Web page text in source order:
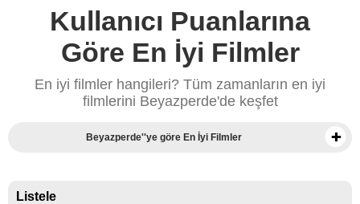
Kullanıcı Puanlarına
Göre En İyi Filmler
En iyi filmler hangileri? Tüm zamanların en iyi
filmlerini Beyazperde'de keşfet
Beyazperde''ye göre En İyi Filmler
Listele